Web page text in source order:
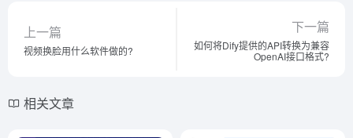
上一篇
视频换脸用什么软件做的?
下一篇
如何将Dify提供的API转换为兼容
OpenAI接口格式?
相关文章